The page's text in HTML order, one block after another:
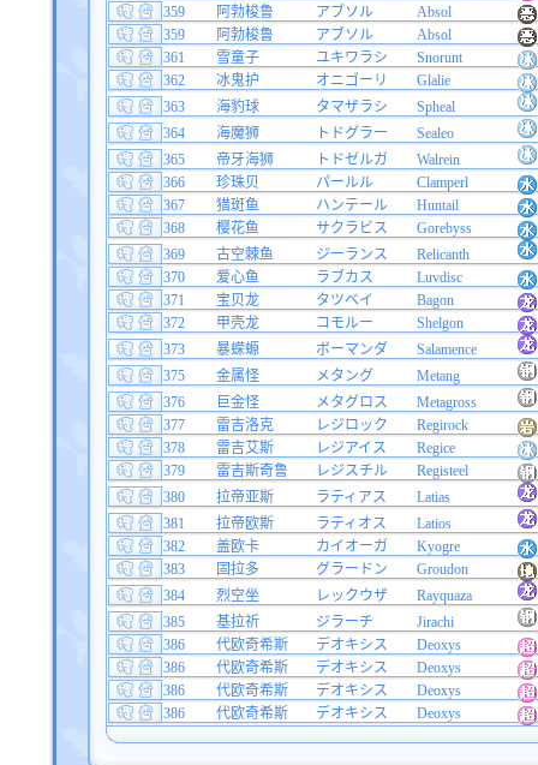
359
阿勃梭鲁 アブソル
Absol
359
阿勃梭鲁 アブソル
Absol
361
雪童子 ユキワラシ
Snorunt
362
冰鬼护 オニゴーリ
Glalie
363
海豹球 タマザラシ
Spheal
364
海魔狮 トドグラー
Sealeo
365
帝牙海狮 トドゼルガ
Walrein
366
珍珠贝 パールル
Clamperl
367
猎斑鱼 ハンテール
Huntail
368
樱花鱼 サクラビス
Gorebyss
369
古空棘鱼 ジーランス
Relicanth
370
爱心鱼 ラブカス
Luvdisc
371
宝贝龙 タツベイ
Bagon
372
甲壳龙 コモルー
Shelgon
373
暴蝾螈 ボーマンダ
Salamence
375
金属怪 メタング
Metang
376
巨金怪 メタグロス
Metagross
377
雷吉洛克 レジロック
Regirock
378
雷吉艾斯 レジアイス
Regice
379
雷吉斯奇鲁 レジスチル
Registeel
380
拉帝亚斯 ラティアス
Latias
381
拉帝欧斯 ラティオス
Latios
382
盖欧卡 カイオーガ
Kyogre
383
固拉多 グラードン
Groudon
384
烈空坐 レックウザ
Rayquaza
385
基拉祈 ジラーチ
Jirachi
386
代欧奇希斯 デオキシス
Deoxys
386
代欧奇希斯 デオキシス
Deoxys
386
代欧奇希斯 デオキシス
Deoxys
386
代欧奇希斯 デオキシス Deoxys